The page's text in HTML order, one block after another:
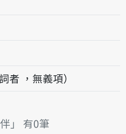
者 ，無義項）
」 有0筆